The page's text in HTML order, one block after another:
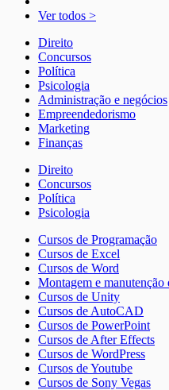
Ver todos >
Direito
Concursos
Política
Psicologia
Administração e negócios
Empreendedorismo
Marketing
Finanças
Direito
Concursos
Política
Psicologia
Cursos de Programação
Cursos de Excel
Cursos de Word
Montagem e manutenção
Cursos de Unity
Cursos de AutoCAD
Cursos de PowerPoint
Cursos de After Effects
Cursos de WordPress
Cursos de Youtube
Cursos de Sony Vegas